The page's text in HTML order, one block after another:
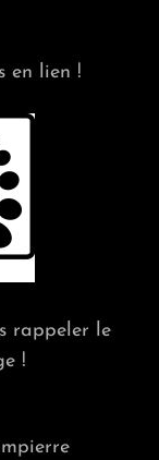
en lien !
rappeler le
!